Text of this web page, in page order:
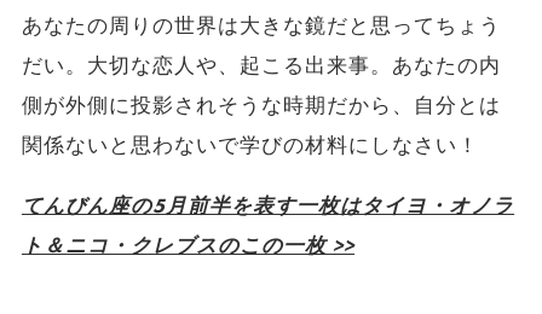
あなたの周りの世界は大きな鏡だと思ってちょう
だい。大切な恋人や、起こる出来事。あなたの内
側が外側に投影されそうな時期だから、自分とは
関係ないと思わないで学びの材料にしなさい！
てんびん座の5月前半を表す一枚はタイヨ・オノラ
ト＆ニコ・クレブスのこの一枚 >>